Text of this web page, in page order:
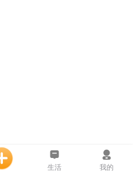
生活 我的